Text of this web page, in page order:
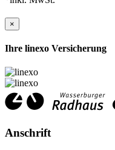
×
Ihre linexo Versicherung
Anschrift